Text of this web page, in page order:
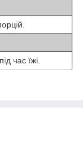
час їжі.